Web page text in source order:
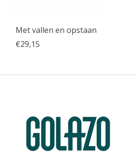
Met vallen en opstaan
€29,15